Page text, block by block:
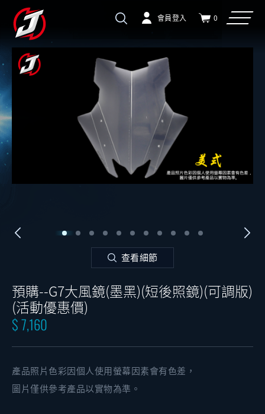
會員登入 0
查看細節
預購--G7大風鏡(墨黑)(短後照鏡)(可調版)
(活動優惠價)
$ 7,160
產品照片色彩因個人使用螢幕因素會有色差，
圖片僅供參考產品以實物為準。